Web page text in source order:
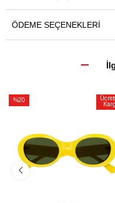
ÖDEME SEÇENEKLERI
%20